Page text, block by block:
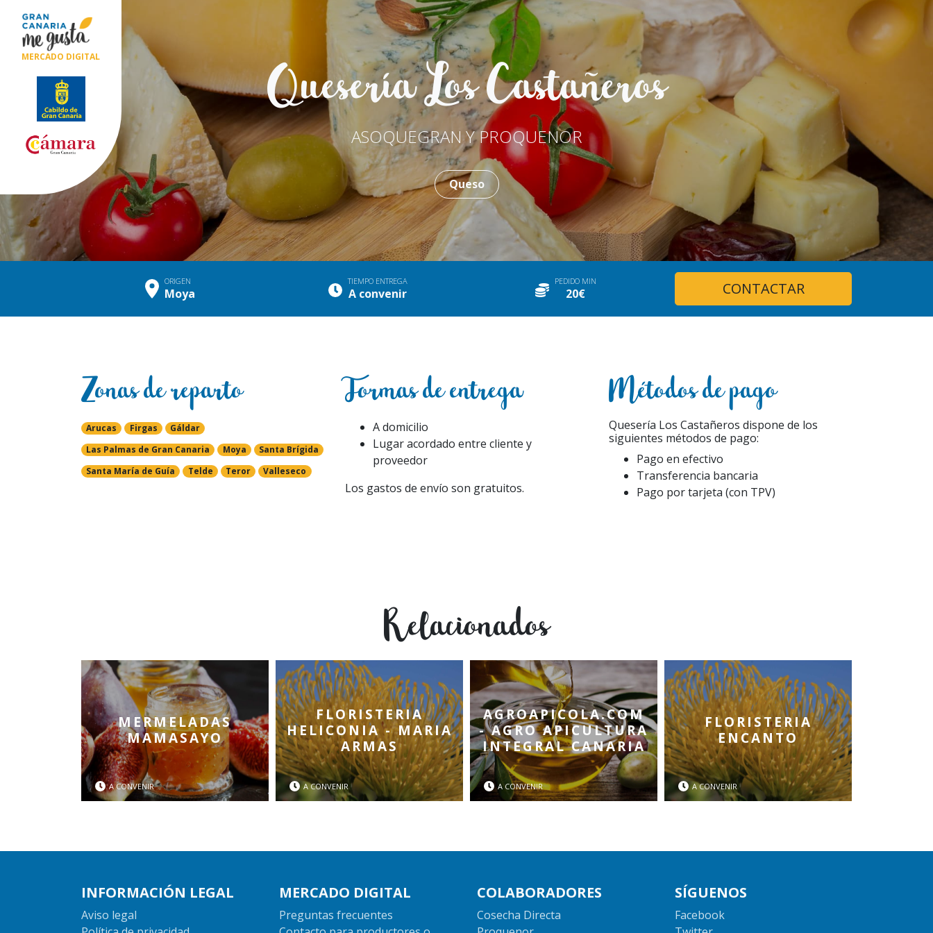
MERCADO DIGITAL Quesería Los Castañeros
ASOQUEGRAN Y PROQUENOR
Queso
ORIGEN
Moya
TIEMPO ENTREGA
A convenir
PEDIDO MIN
20€ CONTACTAR
Zonas de reparto
Arucas Firgas
Gáldar
Las Palmas de Gran Canaria
Moya
Santa Brígida
Santa María de Guía
Telde Teror Valleseco
Formas de entrega
A domicilio
Lugar acordado entre cliente y
proveedor
Los gastos de envío son gratuitos.
Métodos de pago
Quesería Los Castañeros dispone de los
siguientes métodos de pago:
Pago en efectivo
Transferencia bancaria
Pago por tarjeta (con TPV)
Relacionados
MERMELADAS
MAMASAYO
A CONVENIR
FLORISTERIA
HELICONIA - MARIA
ARMAS
A CONVENIR
AGROAPICOLA.COM
- AGRO APICULTURA
INTEGRAL CANARIA
A CONVENIR
FLORISTERIA
ENCANTO
A CONVENIR
INFORMACIÓN LEGAL
Aviso legal
MERCADO DIGITAL
Preguntas frecuentes
COLABORADORES
Cosecha Directa
SÍGUENOS
Facebook